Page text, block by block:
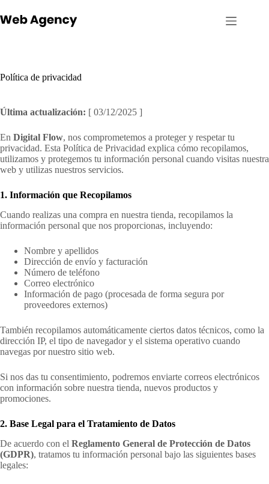
to
content
Política de privacidad
Última actualización: [ 03/12/2025 ]
En Digital Flow, nos comprometemos a proteger y respetar tu
privacidad. Esta Política de Privacidad explica cómo recopilamos,
utilizamos y protegemos tu información personal cuando visitas nuestra
web y utilizas nuestros servicios.
1. Información que Recopilamos
Cuando realizas una compra en nuestra tienda, recopilamos la
información personal que nos proporcionas, incluyendo:
Nombre y apellidos
Dirección de envío y facturación
Número de teléfono
Correo electrónico
Información de pago (procesada de forma segura por
proveedores externos)
También recopilamos automáticamente ciertos datos técnicos, como la
dirección IP, el tipo de navegador y el sistema operativo cuando
navegas por nuestro sitio web.
Si nos das tu consentimiento, podremos enviarte correos electrónicos
con información sobre nuestra tienda, nuevos productos y
promociones.
2. Base Legal para el Tratamiento de Datos
De acuerdo con el Reglamento General de Protección de Datos
(GDPR), tratamos tu información personal bajo las siguientes bases
legales: